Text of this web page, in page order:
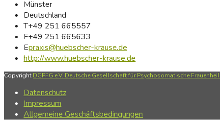
Münster
Deutschland
T+49 251 665557
F+49 251 665633
Epraxis@huebscher-krause.de
http://www.huebscher-krause.de
Copyright DGPFG e.V. Deutsche Gesellschaft für Psychosomatische
Datenschutz
Impressum
Allgemeine Geschäftsbedingungen